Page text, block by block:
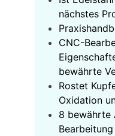
nächstes
CNC-
bewährte
Rostet
Oxidation
8 bewährte